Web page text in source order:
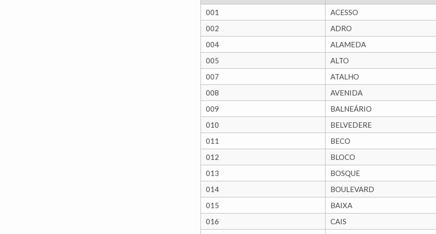
001
ACESSO
002
ADRO
004
ALAMEDA
005
ALTO
007
ATALHO
008
AVENIDA
009
BALNEÁRIO
010
BELVEDERE
011
BECO
012
BLOCO
013
BOSQUE
014
BOULEVARD
015
BAIXA
016
CAIS